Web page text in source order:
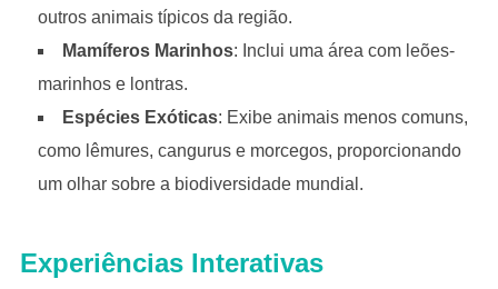
outros animais típicos da região.
Mamíferos Marinhos: Inclui uma área com leões-
marinhos e lontras.
Espécies Exóticas: Exibe animais menos comuns,
como lêmures, cangurus e morcegos, proporcionando
um olhar sobre a biodiversidade mundial.
Experiências Interativas